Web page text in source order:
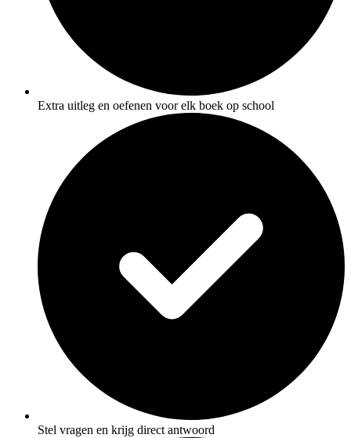
Extra uitleg en oefenen voor elk boek op school
Stel vragen en krijg direct antwoord